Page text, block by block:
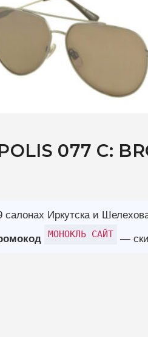
077 С: BROWN
Иркутска и Шелехова |